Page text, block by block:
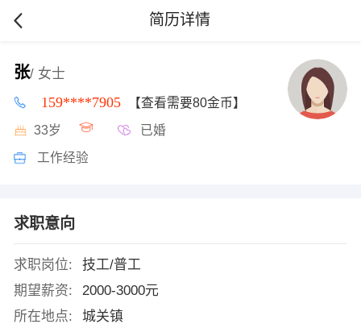
简历详情
张/ 女士
159****7905 【查看需要80金币】
33岁 已婚
工作经验
求职意向
求职岗位:
技工/普工
期望薪资:
2000-3000元
所在地点:
城关镇